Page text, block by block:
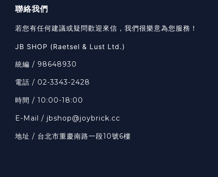
聯絡我們
若您有任何建議或疑問歡迎來信，我們很樂意為您服務！
JB SHOP (Raetsel & Lust Ltd.)
統編 / 98648930
電話 / 02-3343-2428
時間 / 10:00-18:00
E-Mail / jbshop@joybrick.cc
地址 / 台北市重慶南路一段10號6樓